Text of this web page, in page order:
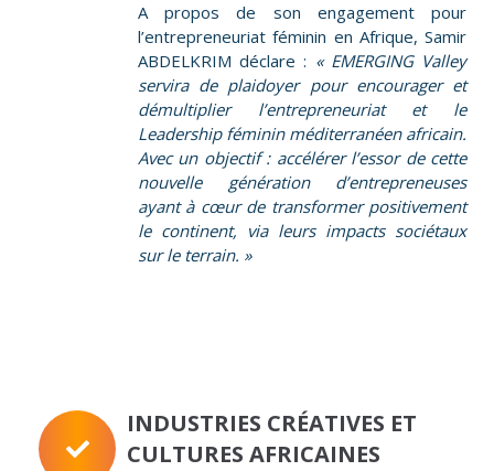
A propos de son engagement pour
l’entrepreneuriat féminin en Afrique, Samir
ABDELKRIM déclare : « EMERGING Valley
servira de plaidoyer pour encourager et
démultiplier l’entrepreneuriat et le
Leadership féminin méditerranéen africain.
Avec un objectif : accélérer l’essor de cette
nouvelle génération d’entrepreneuses
ayant à cœur de transformer positivement
le continent, via leurs impacts sociétaux
sur le terrain. »
INDUSTRIES CRÉATIVES ET
CULTURES AFRICAINES